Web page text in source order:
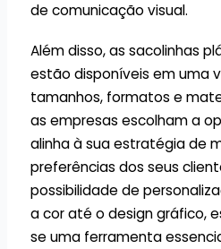
de comunicação visual.
Além disso, as sacolinhas
estão disponíveis em uma
tamanhos, formatos e
as empresas escolham a
alinha à sua estratégia de
preferências dos seus
possibilidade de
a cor até o design gráfico,
se uma ferramenta